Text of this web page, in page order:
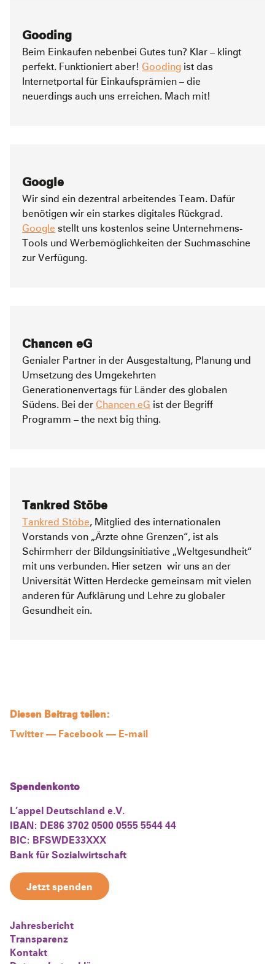
Gooding
Beim Einkaufen nebenbei Gutes tun? Klar – klingt
perfekt. Funktioniert aber! Gooding ist das
Internetportal für Einkaufsprämien – die
neuerdings auch uns erreichen. Mach mit!
Google
Wir sind ein dezentral arbeitendes Team. Dafür
benötigen wir ein starkes digitales Rückgrad.
Google stellt uns kostenlos seine Unternehmens-
Tools und Werbemöglichkeiten der Suchmaschine
zur Verfügung.
Chancen eG
Genialer Partner in der Ausgestaltung, Planung und
Umsetzung des Umgekehrten
Generationenvertags für Länder des globalen
Südens. Bei der Chancen eG ist der Begriff
Programm – the next big thing.
Tankred Stöbe
Tankred Stöbe, Mitglied des internationalen
Vorstands von „Ärzte ohne Grenzen“, ist als
Schirmherr der Bildungsinitiative „Weltgesundheit“
mit uns verbunden. Hier setzen wir uns an der
Universität Witten Herdecke gemeinsam mit vielen
anderen für Aufklärung und Lehre zu globaler
Gesundheit ein.
Diesen Beitrag teilen:
Twitter — Facebook — E-mail
Spendenkonto
L’appel Deutschland e.V.
IBAN: DE86 3702 0500 0555 5544 44
BIC: BFSWDE33XXX
Bank für Sozialwirtschaft
Jetzt spenden
Jahresbericht
Transparenz
Kontakt